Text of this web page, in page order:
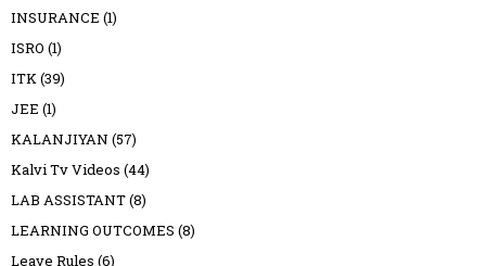
INSURANCE (1)
ISRO (1)
ITK(39)
JEE (1)
KALANJIYAN (57)
Kalvi Tv Videos (44)
LAB ASSISTANT(8)
LEARNING OUTCOMES (8)
Leave Rules (6)